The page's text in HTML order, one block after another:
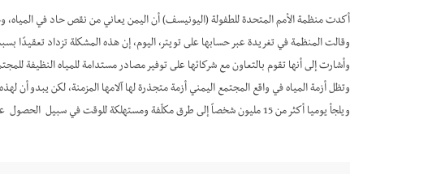
أكدت منظمة الأمم المتحدة للطفولة (اليونيسف) أن اليمن يعاني من نقص حاد في المياه،
وقالت المنظمة في تغريدة عبر حسابها على تويتر، اليوم، إن هذه المشكلة تزداد تعقيدًا
وأشارت إلى أنها تقوم بالتعاون مع شركائها على توفير مصادر مستدامة للمياه النظيفة
وتظل أزمة المياه في واقع المجتمع اليمني أزمة متجذرة لها آلامها المزمنة، لكن يبدو أن
ويلجأ يوميا أكثر من 15 مليون شخصاً إلى طرق مكلّفة ومستهلكة للوقت في سبيل الحصول على ما يكفيهم من المياه.